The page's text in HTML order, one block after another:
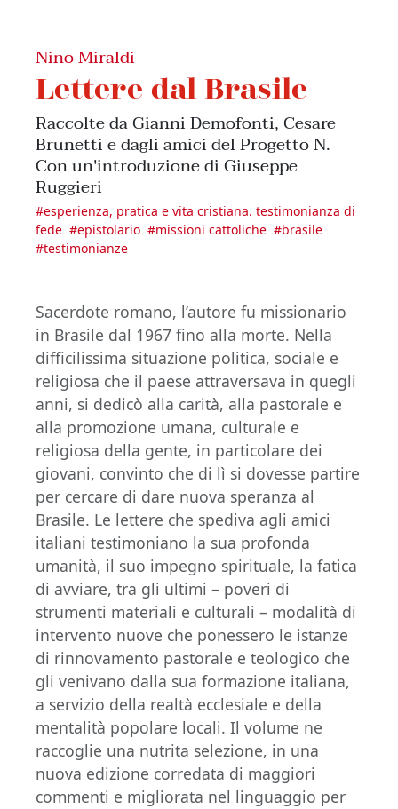
Nino Miraldi
Lettere dal Brasile
Raccolte da Gianni Demofonti, Cesare
Brunetti e dagli amici del Progetto N.
Con un'introduzione di Giuseppe
Ruggieri
#esperienza, pratica e vita cristiana. testimonianza di
fede #epistolario #missioni cattoliche #brasile
#testimonianze
Sacerdote romano, l’autore fu missionario
in Brasile dal 1967 fino alla morte. Nella
difficilissima situazione politica, sociale e
religiosa che il paese attraversava in quegli
anni, si dedicò alla carità, alla pastorale e
alla promozione umana, culturale e
religiosa della gente, in particolare dei
giovani, convinto che di lì si dovesse partire
per cercare di dare nuova speranza al
Brasile. Le lettere che spediva agli amici
italiani testimoniano la sua profonda
umanità, il suo impegno spirituale, la fatica
di avviare, tra gli ultimi – poveri di
strumenti materiali e culturali – modalità di
intervento nuove che ponessero le istanze
di rinnovamento pastorale e teologico che
gli venivano dalla sua formazione italiana,
a servizio della realtà ecclesiale e della
mentalità popolare locali. Il volume ne
raccoglie una nutrita selezione, in una
nuova edizione corredata di maggiori
commenti e migliorata nel linguaggio per